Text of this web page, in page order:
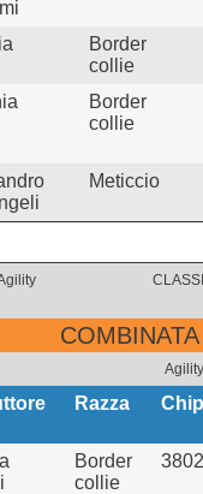
Border
collie
Border
collie
Meticcio
Razza Chip
Border
collie